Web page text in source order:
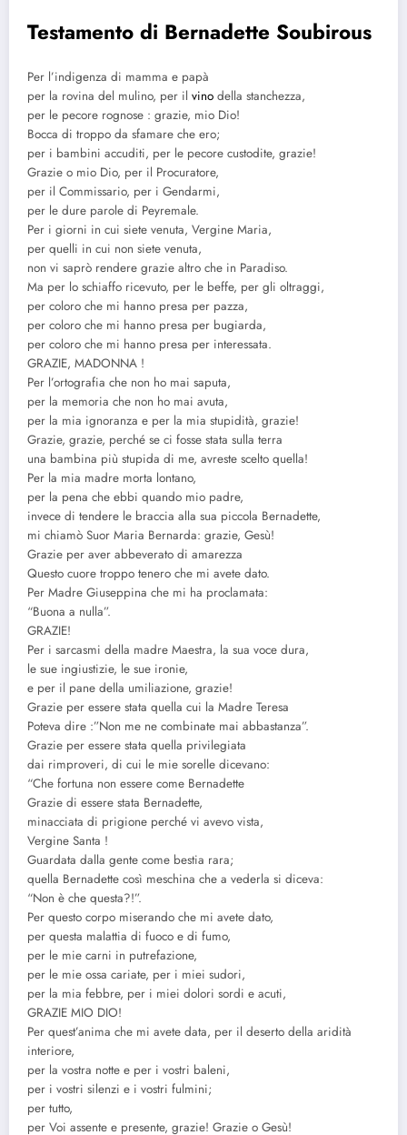
Testamento di Bernadette Soubirous
Per l’indigenza di mamma e papà
per la rovina del mulino, per il vino della stanchezza,
per le pecore rognose : grazie, mio Dio!
Bocca di troppo da sfamare che ero;
per i bambini accuditi, per le pecore custodite, grazie!
Grazie o mio Dio, per il Procuratore,
per il Commissario, per i Gendarmi,
per le dure parole di Peyremale.
Per i giorni in cui siete venuta, Vergine Maria,
per quelli in cui non siete venuta,
non vi saprò rendere grazie altro che in Paradiso.
Ma per lo schiaffo ricevuto, per le beffe, per gli oltraggi,
per coloro che mi hanno presa per pazza,
per coloro che mi hanno presa per bugiarda,
per coloro che mi hanno presa per interessata.
GRAZIE, MADONNA !
Per l’ortografia che non ho mai saputa,
per la memoria che non ho mai avuta,
per la mia ignoranza e per la mia stupidità, grazie!
Grazie, grazie, perché se ci fosse stata sulla terra
una bambina più stupida di me, avreste scelto quella!
Per la mia madre morta lontano,
per la pena che ebbi quando mio padre,
invece di tendere le braccia alla sua piccola Bernadette,
mi chiamò Suor Maria Bernarda: grazie, Gesù!
Grazie per aver abbeverato di amarezza
Questo cuore troppo tenero che mi avete dato.
Per Madre Giuseppina che mi ha proclamata:
“Buona a nulla”.
GRAZIE!
Per i sarcasmi della madre Maestra, la sua voce dura,
le sue ingiustizie, le sue ironie,
e per il pane della umiliazione, grazie!
Grazie per essere stata quella cui la Madre Teresa
Poteva dire :”Non me ne combinate mai abbastanza”.
Grazie per essere stata quella privilegiata
dai rimproveri, di cui le mie sorelle dicevano:
“Che fortuna non essere come Bernadette
Grazie di essere stata Bernadette,
minacciata di prigione perché vi avevo vista,
Vergine Santa !
Guardata dalla gente come bestia rara;
quella Bernadette così meschina che a vederla si diceva:
“Non è che questa?!”.
Per questo corpo miserando che mi avete dato,
per questa malattia di fuoco e di fumo,
per le mie carni in putrefazione,
per le mie ossa cariate, per i miei sudori,
per la mia febbre, per i miei dolori sordi e acuti,
GRAZIE MIO DIO!
Per quest’anima che mi avete data, per il deserto della aridità
interiore,
per la vostra notte e per i vostri baleni,
per i vostri silenzi e i vostri fulmini;
per tutto,
per Voi assente e presente, grazie! Grazie o Gesù!